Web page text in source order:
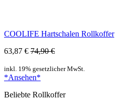
COOLIFE Hartschalen Rollkoffer
63,87 € 74,90 €
inkl. 19% gesetzlicher MwSt.
*Ansehen*
Beliebte Rollkoffer